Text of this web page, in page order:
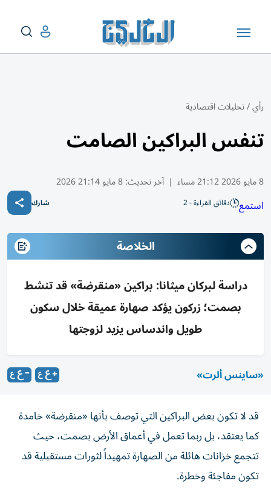
رأي/تحليلات اقتصادية
تنفس البراكين الصامت
8 مايو 2026 21:12 مساء | آخر تحديث:8 مايو 21:14 2026
استمع دقائق القراءة - 2 شارك
الخلاصة
دراسة لبركان ميثانا: براكين «منقرضة» قد تنشط
بصمت؛ زركون يؤكد صهارة عميقة خلال سكون
طويل واندساس يزيد لزوجتها
«ساينس ألرت»
قد لا تكون بعض البراكين التي توصف بأنها «منقرضة» خامدة
كما يعتقد، بل ربما تعمل في أعماق الأرض بصمت، حيث
تتجمع خزانات هائلة من الصهارة تمهيداً لثورات مستقبلية قد
تكون مفاجئة وخطرة.